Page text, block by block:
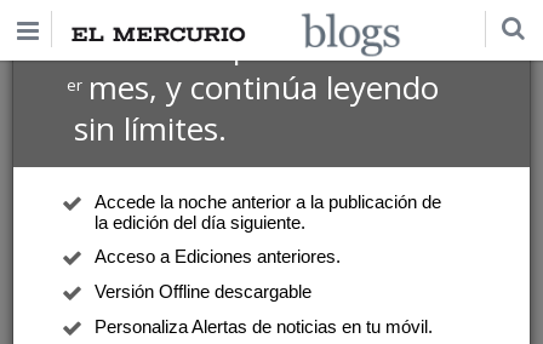
Suscríbete por $1 USD
ermes, y continúa leyendo
sin límites.
Accede la noche anterior a la publicación de
la edición del día siguiente.
Acceso a Ediciones anteriores.
Versión Offline descargable
Personaliza Alertas de noticias en tu móvil.